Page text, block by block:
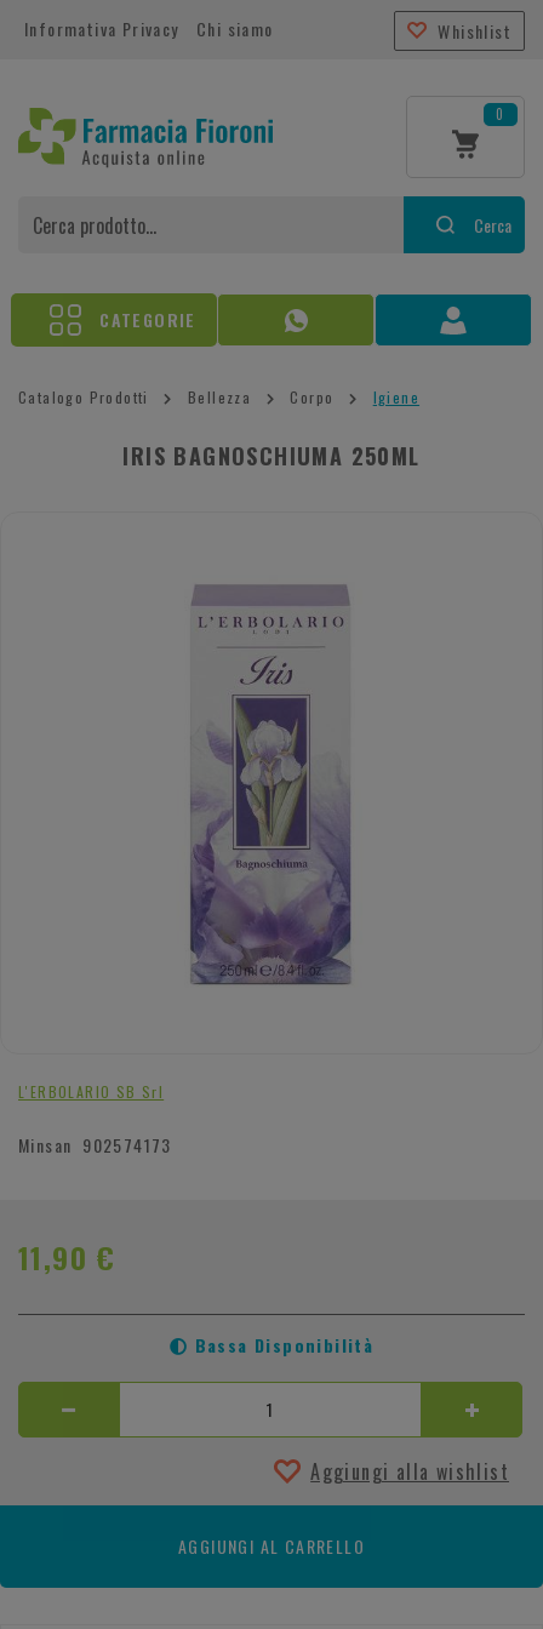
Informativa Privacy Chi siamo Whishlist
0
Cerca
CATEGORIE
Catalogo Prodotti Bellezza Corpo Igiene
IRIS BAGNOSCHIUMA 250ML
L'ERBOLARIO SB Srl
Minsan 902574173
11,90 €
Bassa Disponibilità
Aggiungi alla wishlist
AGGIUNGI AL CARRELLO